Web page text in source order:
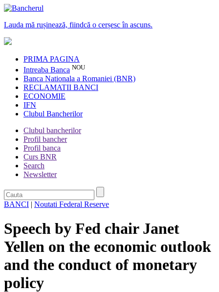
Lauda mă rușinează, fiindcă o cerșesc în ascuns.
PRIMA PAGINA
Intreaba Banca NOU
Banca Nationala a Romaniei (BNR)
RECLAMATII BANCI
ECONOMIE
IFN
Clubul Bancherilor
Clubul bancherilor
Profil bancher
Profil banca
Curs BNR
Search
Newsletter
BANCI | Noutati Federal Reserve
Speech by Fed chair Janet
Yellen on the economic outlook
and the conduct of monetary
policy